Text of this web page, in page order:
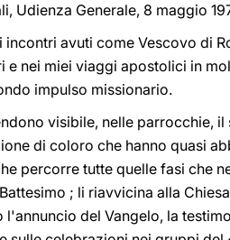
Udienza Generale, 8 maggio
incontri avuti come Vescovo di
e nei miei viaggi apostolici in
impulso missionario.
visibile, nelle parrocchie,
di coloro che hanno quasi
percorre tutte quelle fasi che
; li riavvicina alla
l'annuncio del Vangelo, la